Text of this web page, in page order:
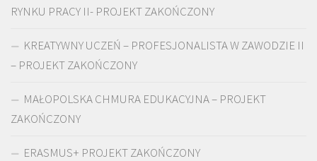
RYNKU PRACY II- PROJEKT ZAKOŃCZONY
KREATYWNY UCZEŃ – PROFESJONALISTA W ZAWODZIE II
– PROJEKT ZAKOŃCZONY
MAŁOPOLSKA CHMURA EDUKACYJNA – PROJEKT
ZAKOŃCZONY
ERASMUS+ PROJEKT ZAKOŃCZONY